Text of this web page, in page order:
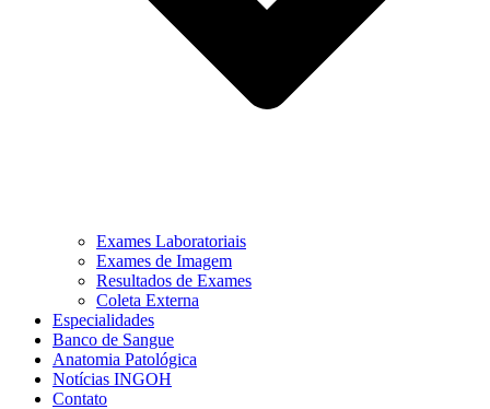
Exames Laboratoriais
Exames de Imagem
Resultados de Exames
Coleta Externa
Especialidades
Banco de Sangue
Anatomia Patológica
Notícias INGOH
Contato